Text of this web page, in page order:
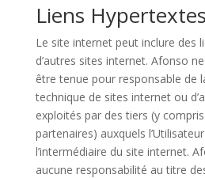
Liens Hypertextes
Le site internet peut inclure des
d’autres sites internet. Afonso
être tenue pour responsable de
technique de sites internet ou
exploités par des tiers (y
partenaires) auxquels
l’intermédiaire du site internet.
aucune responsabilité au titre